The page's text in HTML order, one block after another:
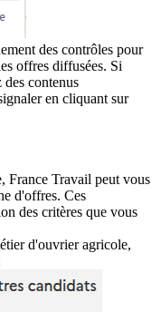
des contrôles pour
offres diffusées. Si
des contenus
en cliquant sur
France Travail peut vous
d'offres. Ces
des critères que vous
d'ouvrier agricole,